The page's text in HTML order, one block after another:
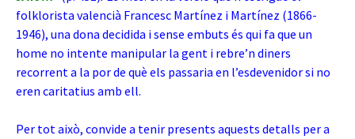
folklorista valencià Francesc Martínez i Martínez (1866-
1946), una dona decidida i sense embuts és qui fa que un
home no intente manipular la gent i rebre’n diners
recorrent a la por de què els passaria en l’esdevenidor si no
eren caritatius amb ell.
Per tot això, convide a tenir presents aquests detalls per a